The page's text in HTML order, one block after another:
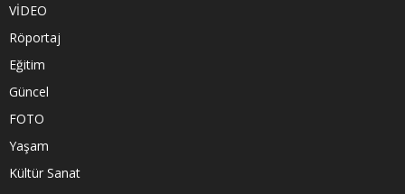
VİDEO
Röportaj
Eğitim
Güncel
FOTO
Yaşam
Kültür Sanat